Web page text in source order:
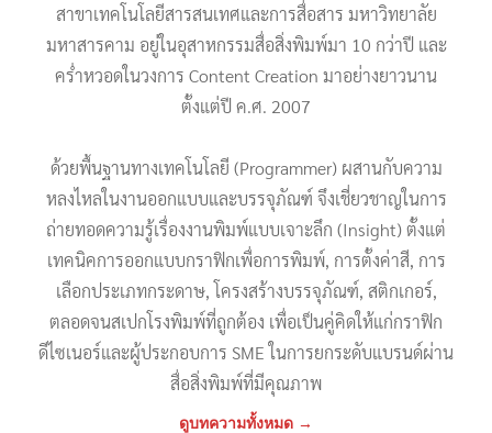
สาขาเทคโนโลยีสารสนเทศและการสื่อสาร มหาวิทยาลัย
มหาสารคาม อยู่ในอุสาหกรรมสื่อสิ่งพิมพ์มา 10 กว่าปี และ
คร่ำหวอดในวงการ Content Creation มาอย่างยาวนาน
ตั้งแต่ปี ค.ศ. 2007
ด้วยพื้นฐานทางเทคโนโลยี (Programmer) ผสานกับความ
หลงไหลในงานออกแบบและบรรจุภัณฑ์ จึงเชี่ยวชาญในการ
ถ่ายทอดความรู้เรื่องงานพิมพ์แบบเจาะลึก (Insight) ตั้งแต่
เทคนิคการออกแบบกราฟิกเพื่อการพิมพ์, การตั้งค่าสี, การ
เลือกประเภทกระดาษ, โครงสร้างบรรจุภัณฑ์, สติกเกอร์,
ตลอดจนสเปกโรงพิมพ์ที่ถูกต้อง เพื่อเป็นคู่คิดให้แก่กราฟิก
ดีไซเนอร์และผู้ประกอบการ SME ในการยกระดับแบรนด์ผ่าน
สื่อสิ่งพิมพ์ที่มีคุณภาพ
ดูบทความทั้งหมด →